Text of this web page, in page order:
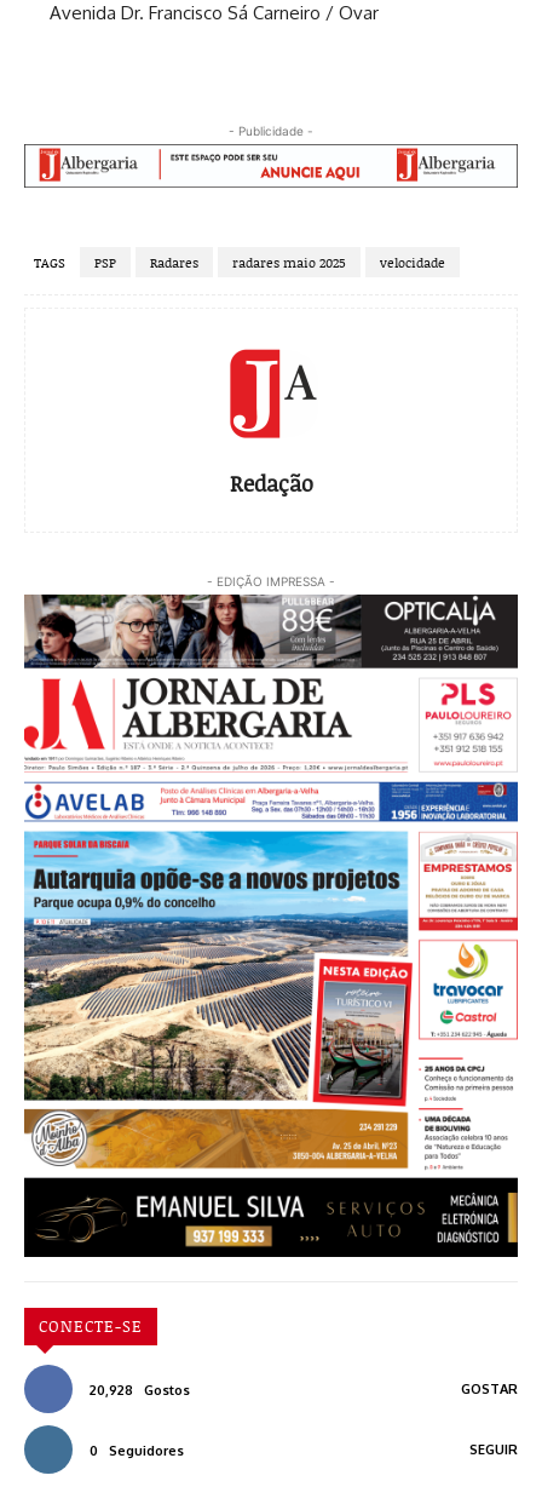
Avenida Dr. Francisco Sá Carneiro / Ovar
- Publicidade -
TAGS PSP Radares radares maio 2025 velocidade
Redação
- EDIÇÃO IMPRESSA -
CONECTE-SE
20,928 Gostos GOSTAR
0 Seguidores SEGUIR